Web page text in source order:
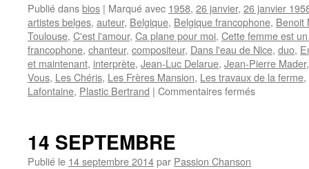
Publié dansbios | Marqué avec 1958, 26 janvier, 26 janvier
artistes belges, auteur, Belgique, Belgique francophone, Benoit
Toulouse, C'est l'amour, Ca plane pour moi, Cette femme est
francophone, chanteur, compositeur, Dans l'eau de Nice, duo,
et maintenant, interprète, Jean-Luc Delarue, Jean-Pierre Mader
Vous, Les Chéris, Les Frères Mansion, Les travaux de la ferme,
Lafontaine, Plastic Bertrand | Commentaires ferméssur
14 SEPTEMBRE
Publié le 14 septembre 2014par Passion Chanson